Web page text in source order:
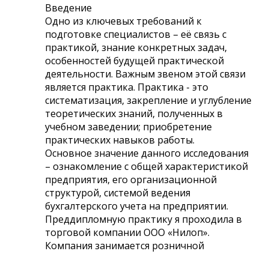
Введение
Одно из ключевых требований к
подготовке специалистов – её связь с
практикой, знание конкретных задач,
особенностей будущей практической
деятельности. Важным звеном этой связи
является практика. Практика - это
систематизация, закрепление и углубление
теоретических знаний, полученных в
учебном заведении; приобретение
практических навыков работы.
Основное значение данного исследования
– ознакомление с общей характеристикой
предприятия, его организационной
структурой, системой ведения
бухгалтерского учета на предприятии.
Преддипломную практику я проходила в
торговой компании ООО «Нилоп».
Компания занимается розничной